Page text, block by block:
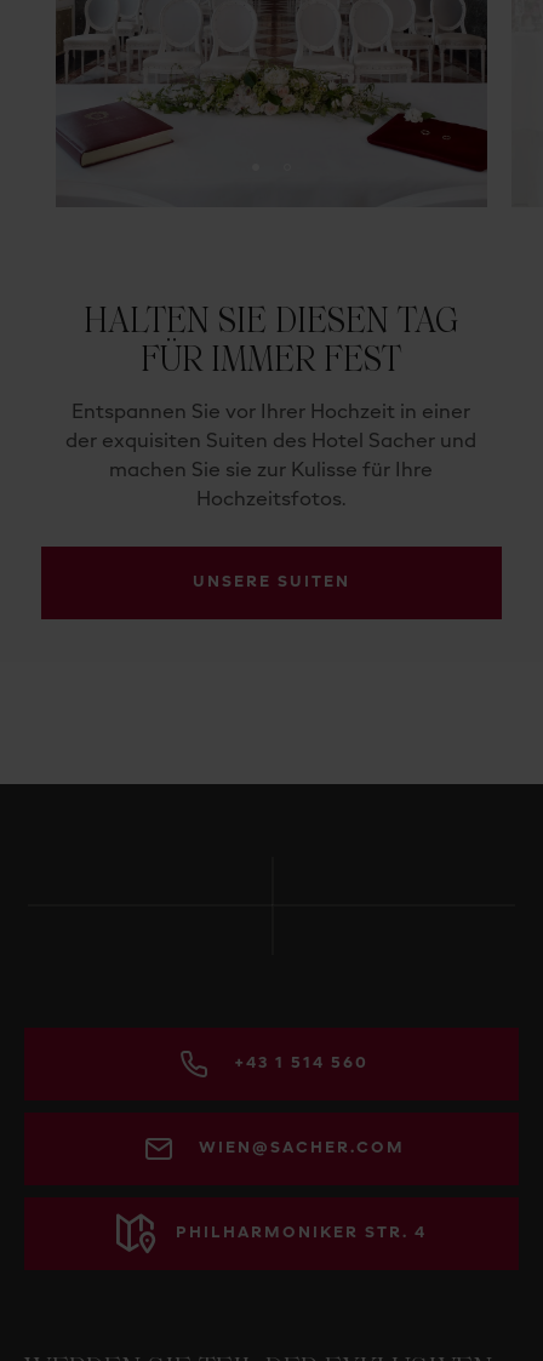
HALTEN SIE DIESEN TAG
FÜR IMMER FEST
Entspannen Sie vor Ihrer Hochzeit in einer
der exquisiten Suiten des Hotel Sacher und
machen Sie sie zur Kulisse für Ihre
Hochzeitsfotos.
UNSERE SUITEN
+43 1 514 560
WIEN@SACHER.COM
PHILHARMONIKER STR. 4